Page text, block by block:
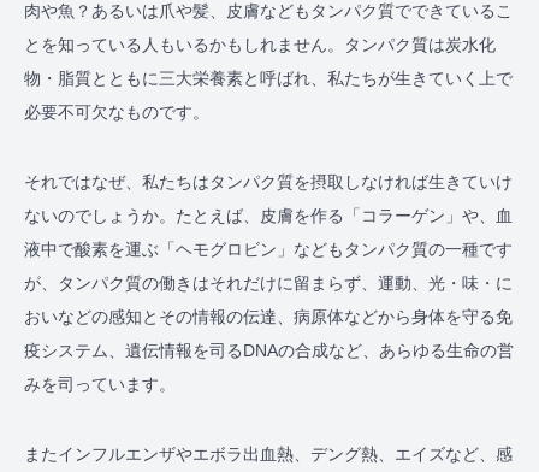
肉や魚？あるいは爪や髪、皮膚などもタンパク質でできているこ
とを知っている人もいるかもしれません。タンパク質は炭水化
物・脂質とともに三大栄養素と呼ばれ、私たちが生きていく上で
必要不可欠なものです。
それではなぜ、私たちはタンパク質を摂取しなければ生きていけ
ないのでしょうか。たとえば、皮膚を作る「コラーゲン」や、血
液中で酸素を運ぶ「ヘモグロビン」などもタンパク質の一種です
が、タンパク質の働きはそれだけに留まらず、運動、光・味・に
おいなどの感知とその情報の伝達、病原体などから身体を守る免
疫システム、遺伝情報を司るDNAの合成など、あらゆる生命の営
みを司っています。
またインフルエンザやエボラ出血熱、デング熱、エイズなど、感